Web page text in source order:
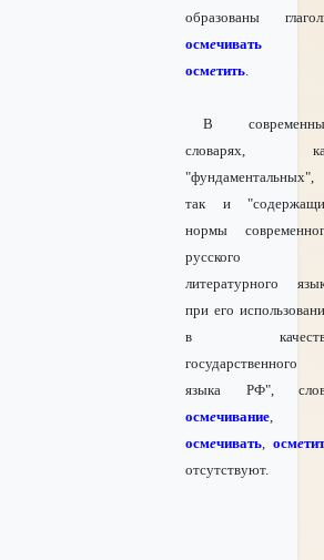
образованы
осмечивать
осметить.
В
словарях,
"фундаментальных",
так и
нормы
русского
литературного
при его
в
государственного
языка РФ",
осмечивание,
осмечивать, осме
отсутствуют.